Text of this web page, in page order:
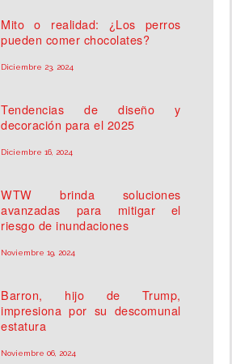
Mito o realidad: ¿Los perros
pueden comer chocolates?
Diciembre 23, 2024
Tendencias de diseño y
decoración para el 2025
Diciembre 16, 2024
WTW brinda soluciones
avanzadas para mitigar el
riesgo de inundaciones
Noviembre 19, 2024
Barron, hijo de Trump,
impresiona por su descomunal
estatura
Noviembre 06, 2024